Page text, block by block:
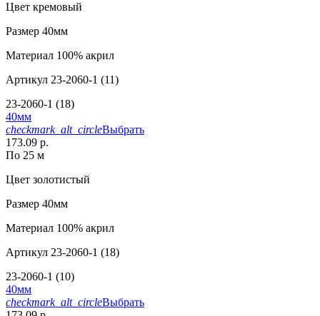
Цвет кремовый
Размер 40мм
Материал 100% акрил
Артикул 23-2060-1 (11)
23-2060-1 (18)
40мм
checkmark_alt_circleВыбрать
173.09 р.
По 25 м
Цвет золотистый
Размер 40мм
Материал 100% акрил
Артикул 23-2060-1 (18)
23-2060-1 (10)
40мм
checkmark_alt_circleВыбрать